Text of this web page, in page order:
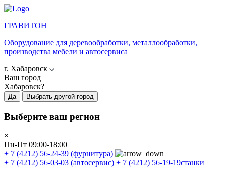
ГРАВИТОН
Оборудование для деревообработки, металлообработки,
производства мебели и автосервиса
г. Хабаровск
Ваш город
Хабаровск?
Да Выбрать другой город
Выберите ваш регион
×
Пн-Пт 09:00-18:00
+ 7 (4212) 56-24-39 (фурнитура)
+ 7 (4212) 56-03-03 (автосервис) + 7 (4212) 56-19-19станки